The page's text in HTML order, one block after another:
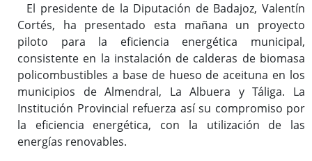
El presidente de la Diputación de Badajoz, Valentín
Cortés, ha presentado esta mañana un proyecto
piloto para la eficiencia energética municipal,
consistente en la instalación de calderas de biomasa
policombustibles a base de hueso de aceituna en los
municipios de Almendral, La Albuera y Táliga. La
Institución Provincial refuerza así su compromiso por
la eficiencia energética, con la utilización de las
energías renovables.